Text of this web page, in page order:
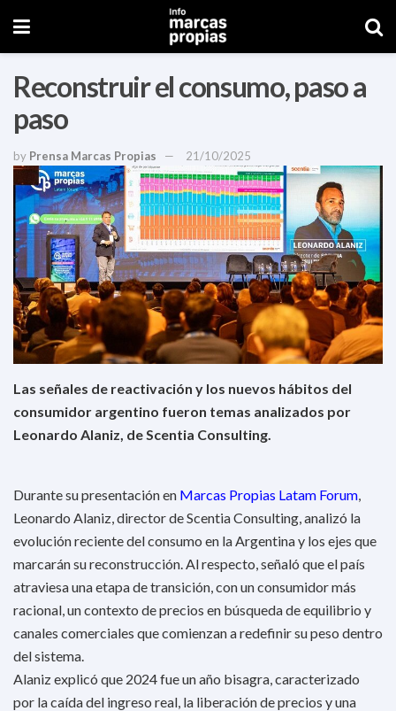
Reconstruir el consumo, paso a
paso
by Prensa Marcas Propias 21/10/2025
Las señales de reactivación y los nuevos hábitos del
consumidor argentino fueron temas analizados por
Leonardo Alaniz, de Scentia Consulting.
Durante su presentación en Marcas Propias Latam Forum
Leonardo Alaniz, director de Scentia Consulting, analizó la
evolución reciente del consumo en la Argentina y los ejes que
marcarán su reconstrucción. Al respecto, señaló que el país
atraviesa una etapa de transición, con un consumidor más
racional, un contexto de precios en búsqueda de equilibrio y
canales comerciales que comienzan a redefinir su peso dentro
del sistema.
Alaniz explicó que 2024 fue un año bisagra, caracterizado
por la caída del ingreso real, la liberación de precios y una